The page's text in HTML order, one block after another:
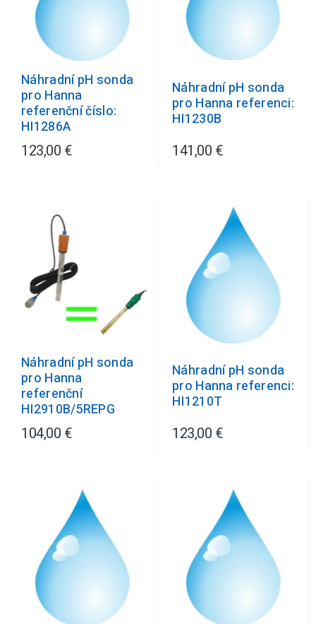
Náhradní pH sonda
pro Hanna
referenční číslo:
HI1286A
123,00 €
Náhradní pH sonda
pro Hanna referenci:
HI1230B
141,00 €
Náhradní pH sonda
pro Hanna
referenční
HI2910B/5REPG
104,00 €
Náhradní pH sonda
pro Hanna referenci:
HI1210T
123,00 €